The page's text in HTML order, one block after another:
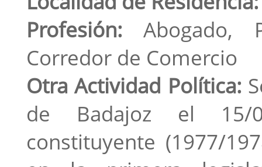
Profesión: Abogado,
Corredor de Comercio
Otra Actividad Política:
de Badajoz el 15/
constituyente (1977/